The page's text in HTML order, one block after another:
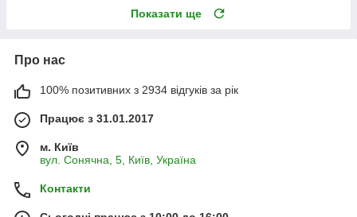
Показати ще
Про нас
100% позитивних з 2934 відгуків за рік
Працює з 31.01.2017
м. Київ
вул. Сонячна, 5, Київ, Україна
Контакти